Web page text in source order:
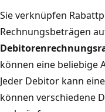
Sie verknüpfen
Rechnungsbeträgen
können eine beliebige
Jeder Debitor kann
können verschiedene